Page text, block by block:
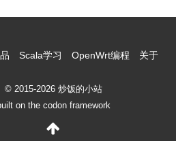
Scala学习 OpenWrt编程 关于
© 2015-2026 炒饭的小站
on the codon framework